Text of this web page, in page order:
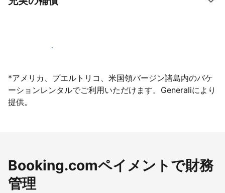
今すぐ掲載登録する
*アメリカ、プエルトリコ、米国領バージン諸島内のバケ
ーションレンタルでご利用いただけます。Generaliにより
提供。
Booking.comペイメントで財務
管理